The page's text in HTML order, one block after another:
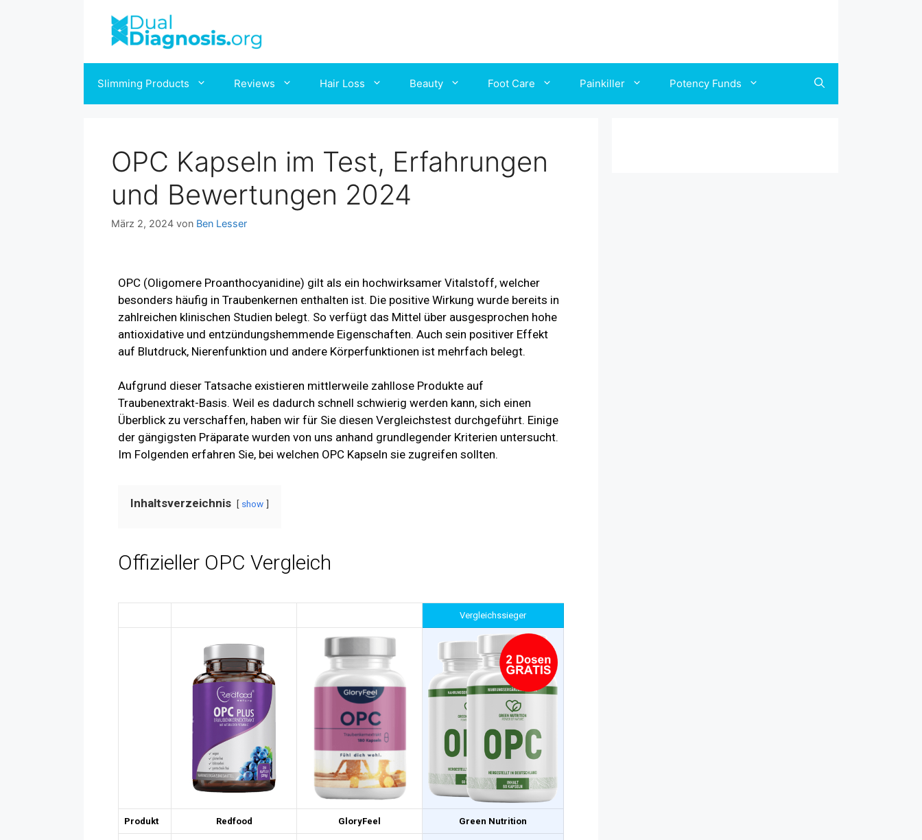
Slimming Products Reviews Hair Loss Beauty Foot Care Painkiller Potency Funds
OPC Kapseln im Test, Erfahrungen
und Bewertungen 2024
März 2, 2024 von Ben Lesser
OPC (Oligomere Proanthocyanidine) gilt als ein hochwirksamer Vitalstoff, welcher
besonders häufig in Traubenkernen enthalten ist. Die positive Wirkung wurde bereits in
zahlreichen klinischen Studien belegt. So verfügt das Mittel über ausgesprochen hohe
antioxidative und entzündungshemmende Eigenschaften. Auch sein positiver Effekt
auf Blutdruck, Nierenfunktion und andere Körperfunktionen ist mehrfach belegt.
Aufgrund dieser Tatsache existieren mittlerweile zahllose Produkte auf
Traubenextrakt-Basis. Weil es dadurch schnell schwierig werden kann, sich einen
Überblick zu verschaffen, haben wir für Sie diesen Vergleichstest durchgeführt. Einige
der gängigsten Präparate wurden von uns anhand grundlegender Kriterien untersucht.
Im Folgenden erfahren Sie, bei welchen OPC Kapseln sie zugreifen sollten.
Inhaltsverzeichnis show
Offizieller OPC Vergleich
Vergleichssieger
Produkt Redfood GloryFeel Green Nutrition